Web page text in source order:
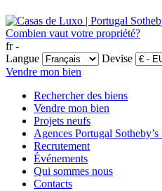
Combien vaut votre propriété?
fr -
Langue
Devise
Vendre mon bien
Rechercher des biens
Vendre mon bien
Projets neufs
Agences Portugal
Recrutement
Événements
Qui sommes nous
Contacts